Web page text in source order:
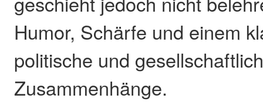
Humor, Schärfe und einem
politische und
Zusammenhänge.